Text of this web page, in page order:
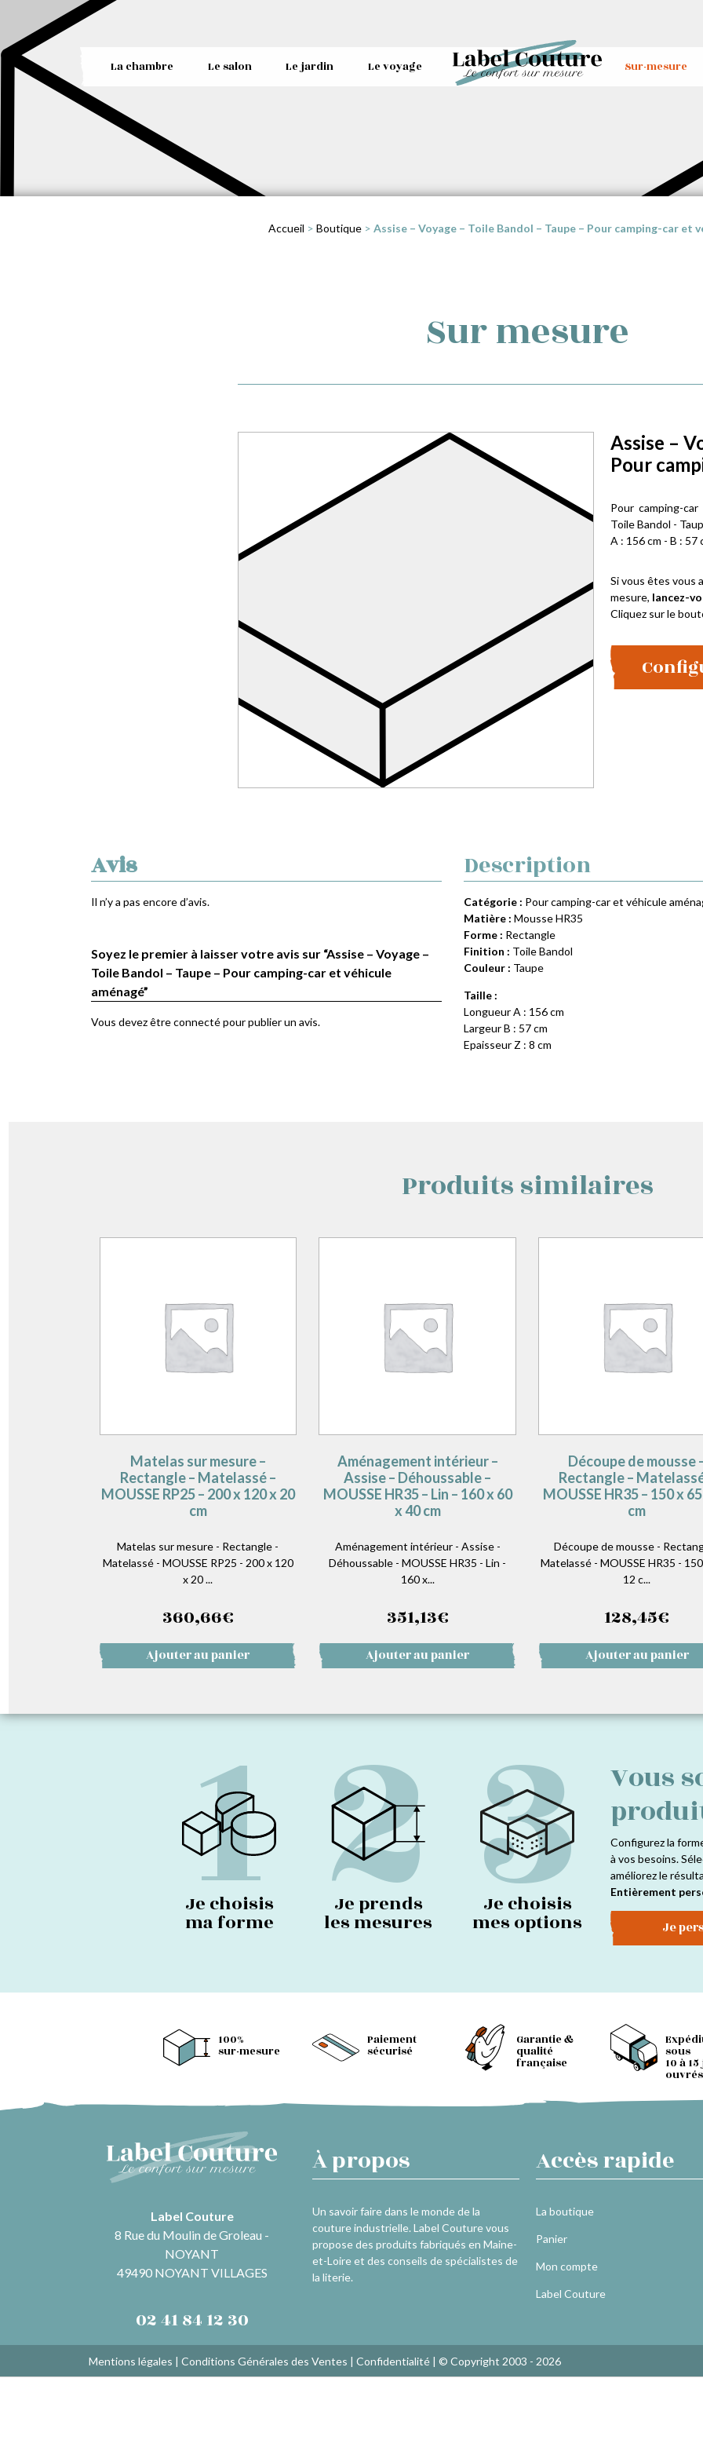
La chambre Le salon Le jardin Le voyage Sur-mesure
Accueil > Boutique> Assise – Voyage – Toile Bandol – Taupe – Pour camping-car et
Sur mesure
Assise –
Pour
Pour camping-
Toile Bandol -
A : 156 cm - B : 57
Si vous êtes vous
mesure, lancez-
Cliquez sur le
Avis
Il n’y a pas encore d’avis.
Soyez le premier à laisser votre avis sur “Assise – Voyage –
Toile Bandol – Taupe – Pour camping-car et véhicule
aménagé”
Vous devez êtreconnectépour publier un avis.
Description
Catégorie : Pour camping-car et véhicule
Matière : Mousse HR35
Forme : Rectangle
Finition : Toile Bandol
Couleur : Taupe
Taille :
Longueur A : 156 cm
Largeur B : 57 cm
Epaisseur Z : 8 cm
Produits similaires
Matelas sur mesure –
Rectangle – Matelassé –
MOUSSE RP25 – 200 x 120 x 20
cm
Matelas sur mesure - Rectangle -
Matelassé - MOUSSE RP25 - 200 x 120
x 20 ...
360,66€
Ajouter au panier
Aménagement intérieur –
Assise – Déhoussable –
MOUSSE HR35 – Lin – 160 x 60
x 40 cm
Aménagement intérieur - Assise -
Déhoussable - MOUSSE HR35 - Lin -
160 x...
351,13€
Ajouter au panier
Découpe de mousse
Rectangle –
MOUSSE HR35 – 150 x
cm
Découpe de mousse -
Matelassé - MOUSSE HR35 -
12 c...
128,45€
Ajouter au panier
1
Je choisis
ma forme 2
Je prends
les mesures 3
Je choisis
mes options
Vous
Configurez la
à vos besoins.
améliorez le
Entièrement
Je
100%
sur-mesure
Paiement
sécurisé
Garantie &
qualité
française
sous
10 à
ouvrés
Label Couture
8 Rue du Moulin de Groleau -
NOYANT
49490 NOYANT VILLAGES
02 41 84 12 30
À propos
Un savoir faire dans le monde de la
couture industrielle. Label Couture vous
propose des produits fabriqués en Maine-
et-Loire et des conseils de spécialistes de
la literie.
Accès rapide
La boutique
Panier
Mon compte
Label Couture
Mentions légales | Conditions Générales des Ventes | Confidentialité| © Copyright 2003 - 2026